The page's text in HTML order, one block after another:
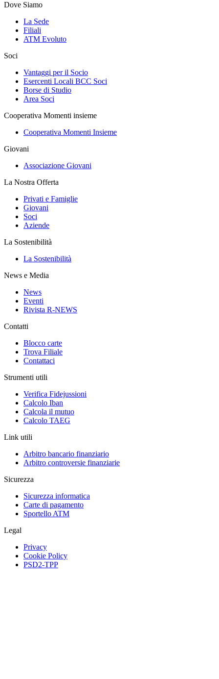
Dove Siamo
La Sede
Filiali
ATM Evoluto
Soci
Vantaggi per il Socio
Esercenti Locali BCC Soci
Borse di Studio
Area Soci
Cooperativa Momenti insieme
Cooperativa Momenti Insieme
Giovani
Associazione Giovani
La Nostra Offerta
Privati e Famiglie
Giovani
Soci
Aziende
La Sostenibilità
La Sostenibilità
News e Media
News
Eventi
Rivista R-NEWS
Contatti
Blocco carte
Trova Filiale
Contattaci
Strumenti utili
Verifica Fidejussioni
Calcolo Iban
Calcola il mutuo
Calcolo TAEG
Link utili
Arbitro bancario finanziario
Arbitro controversie finanziarie
Sicurezza
Sicurezza informatica
Carte di pagamento
Sportello ATM
Legal
Privacy
Cookie Policy
PSD2-TPP